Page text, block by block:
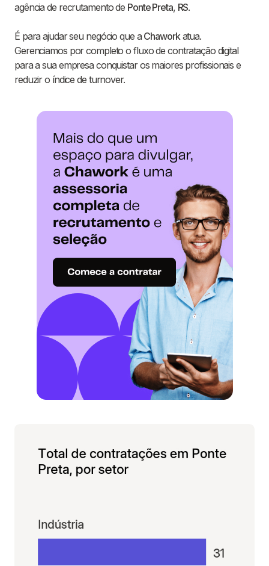
agência de recrutamento de Ponte Preta, RS.
É para ajudar seu negócio que a Chaworkatua.
Gerenciamos por completo o fluxo de contratação digital
para a sua empresa conquistar os maiores profissionais e
reduzir o índice de turnover.